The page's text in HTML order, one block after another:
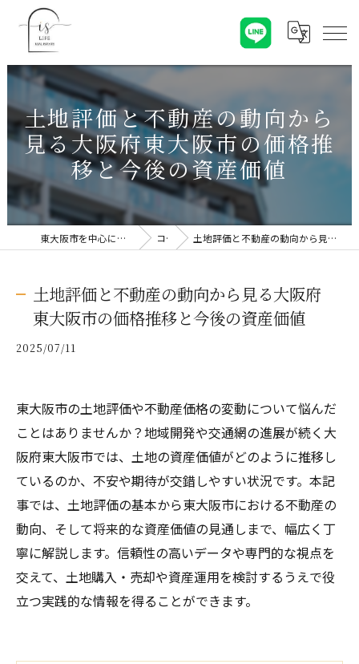
土地評価と不動産の動向から
見る大阪府東大阪市の価格推
移と今後の資産価値
東大阪市を中心に不動産売却なら株式会社Is Life コラム 土地評価と不動産の動向から見る大阪府東大阪市の価格推移と今後の資産価値
土地評価と不動産の動向から見る大阪府
東大阪市の価格推移と今後の資産価値
2025/07/11
東大阪市の土地評価や不動産価格の変動について悩んだ
ことはありませんか？地域開発や交通網の進展が続く大
阪府東大阪市では、土地の資産価値がどのように推移し
ているのか、不安や期待が交錯しやすい状況です。本記
事では、土地評価の基本から東大阪市における不動産の
動向、そして将来的な資産価値の見通しまで、幅広く丁
寧に解説します。信頼性の高いデータや専門的な視点を
交えて、土地購入・売却や資産運用を検討するうえで役
立つ実践的な情報を得ることができます。